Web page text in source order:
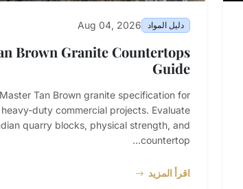
دليل المواد Aug 04, 2026
Brown Granite Countertops
Guide
Master Tan Brown granite specification for
heavy-duty commercial projects. Evaluate
quarry blocks, physical strength, and
countertop...
اقرأ المزيد